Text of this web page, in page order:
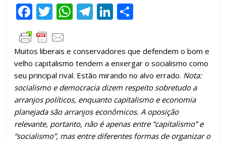
F
ac
e
b
o
o
k
T
w
itt
er
W
s
A
p
p
T
gr
a
m
Li
e
dI
n
m
p
ar
til
h
ar
Muitos liberais e conservadores que defendem o bom e
velho capitalismo tendem a enxergar o socialismo como
seu principal rival. Estão mirando no alvo errado. Nota:
socialismo e democracia dizem respeito sobretudo a
arranjos políticos, enquanto capitalismo e economia
planejada são arranjos econômicos. A oposição
relevante, portanto, não é apenas entre “capitalismo” e
“socialismo”, mas entre diferentes formas de organizar o